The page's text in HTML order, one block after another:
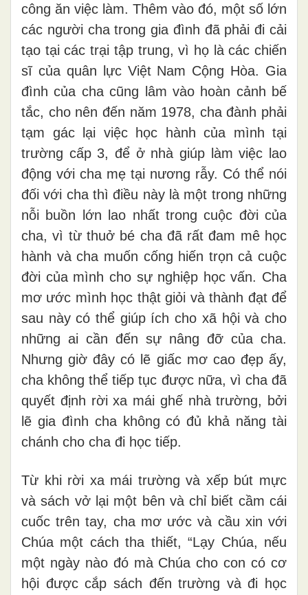
công ăn việc làm. Thêm vào đó, một số lớn
các người cha trong gia đình đã phải đi cải
tạo tại các trại tập trung, vì họ là các chiến
sĩ của quân lực Việt Nam Cộng Hòa. Gia
đình của cha cũng lâm vào hoàn cảnh bế
tắc, cho nên đến năm 1978, cha đành phải
tạm gác lại việc học hành của mình tại
trường cấp 3, để ở nhà giúp làm việc lao
động với cha mẹ tại nương rẫy. Có thể nói
đối với cha thì điều này là một trong những
nỗi buồn lớn lao nhất trong cuộc đời của
cha, vì từ thuở bé cha đã rất đam mê học
hành và cha muốn cống hiến trọn cả cuộc
đời của mình cho sự nghiệp học vấn. Cha
mơ ước mình học thật giỏi và thành đạt để
sau này có thể giúp ích cho xã hội và cho
những ai cần đến sự nâng đỡ của cha.
Nhưng giờ đây có lẽ giấc mơ cao đẹp ấy,
cha không thể tiếp tục được nữa, vì cha đã
quyết định rời xa mái ghế nhà trường, bởi
lẽ gia đình cha không có đủ khả năng tài
chánh cho cha đi học tiếp.
Từ khi rời xa mái trường và xếp bút mực
và sách vở lại một bên và chỉ biết cầm cái
cuốc trên tay, cha mơ ước và cầu xin với
Chúa một cách tha thiết, “Lạy Chúa, nếu
một ngày nào đó mà Chúa cho con có cơ
hội được cắp sách đến trường và đi học